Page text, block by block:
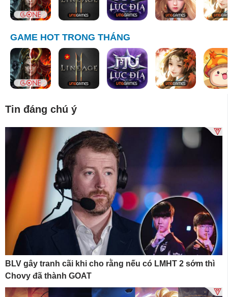
GAME HOT TRONG THÁNG
Tin đáng chú ý
BLV gây tranh cãi khi cho rằng nếu có LMHT 2 sớm thì
Chovy đã thành GOAT